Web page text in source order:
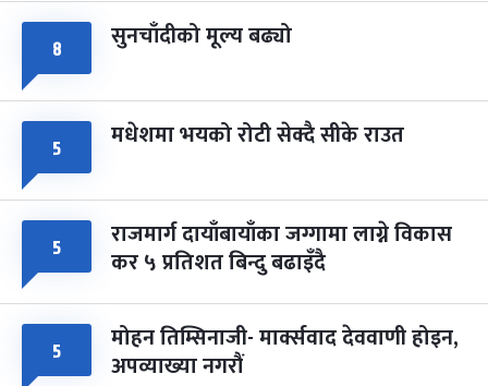
८ सुनचाँदीको मूल्य बढ्यो
५ मधेशमा भयको रोटी सेक्दै सीके राउत
५ राजमार्ग दायाँबायाँका जग्गामा लाग्ने विकास
कर ५ प्रतिशत बिन्दु बढाइँदै
५ मोहन तिम्सिनाजी- मार्क्सवाद देववाणी होइन,
अपव्याख्या नगरौं